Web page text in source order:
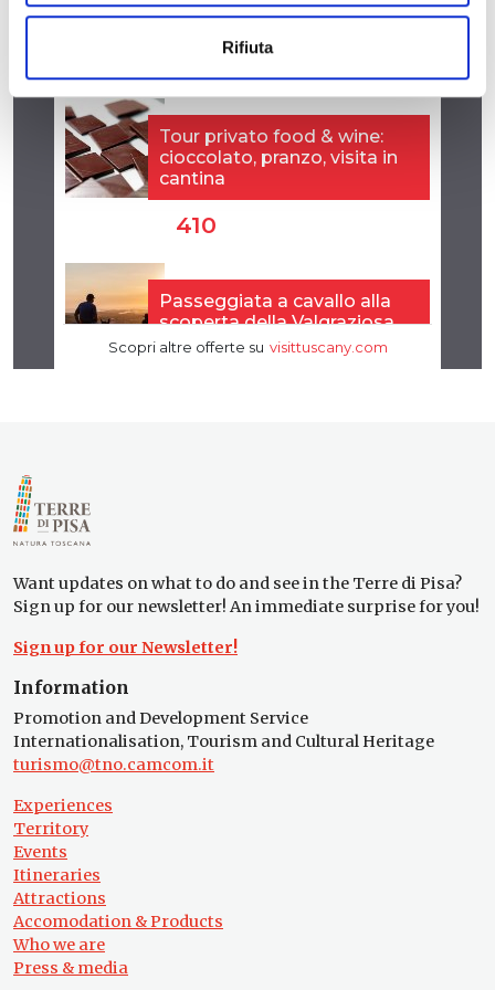
Rifiuta
Want updates on what to do and see in the Terre di Pisa?
Sign up for our newsletter! An immediate surprise for you!
Sign up for our Newsletter!
Information
Promotion and Development Service
Internationalisation, Tourism and Cultural Heritage
turismo@tno.camcom.it
Experiences
Territory
Events
Itineraries
Attractions
Accomodation & Products
Who we are
Press & media